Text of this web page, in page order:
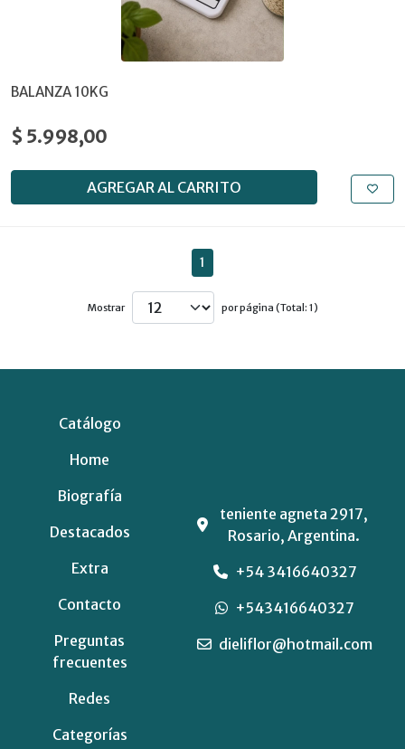
BALANZA 10KG
$ 5.998,00
AGREGAR AL CARRITO
1
Mostrar por página (Total: 1)
Catálogo
Home
Biografía
Destacados
Extra
Contacto
Preguntas
frecuentes
Redes
Categorías
teniente agneta 2917,
Rosario, Argentina.
+54 3416640327
+543416640327
dieliflor@hotmail.com